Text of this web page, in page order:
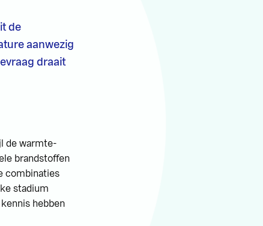
de
aanwezig
draait
de warmte-
brandstoffen
combinaties
stadium
hebben